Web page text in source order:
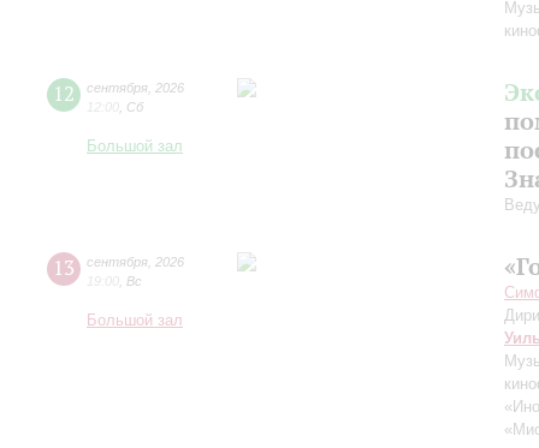
12 сентября 2026
12:00 Сб
Большой зал
13 сентября 2026
19:00 Вс
Большой зал